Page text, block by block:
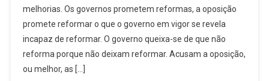
Laboral
E
O
Fetichismo
melhorias. Os governos prometem reformas, a oposição
promete reformar o que o governo em vigor se revela
incapaz de reformar. O governo queixa-se de que não
reforma porque não deixam reformar. Acusam a oposição,
ou melhor, as […]